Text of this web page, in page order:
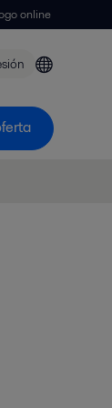
online